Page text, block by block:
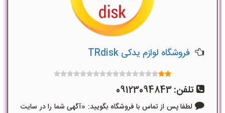
فروشگاه لوازم یدکی TRdisk
تلفن:09123094843
لطفا پس از تماس با فروشگاه بگویید: «آگهی شما را در سایت